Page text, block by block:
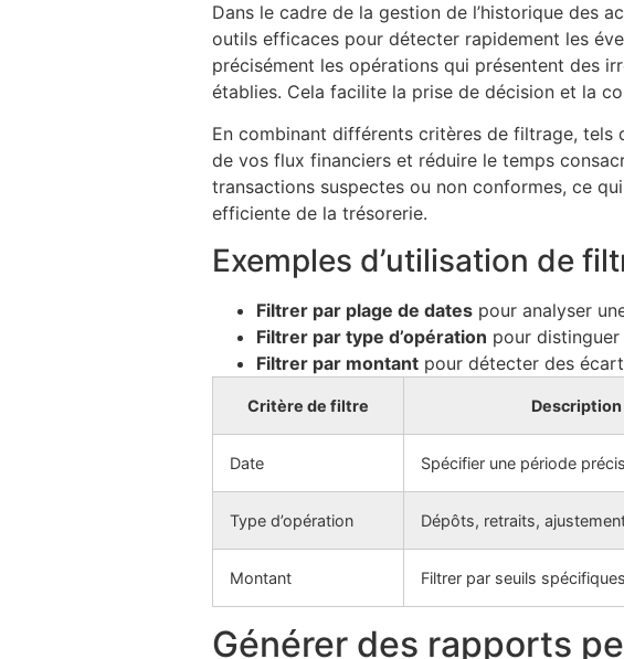
Dans le cadre de la gestion de l’historique des
outils efficaces pour détecter rapidement les
précisément les opérations qui présentent des
établies. Cela facilite la prise de décision et la
En combinant différents critères de filtrage, tels
de vos flux financiers et réduire le temps
transactions suspectes ou non conformes, ce
efficiente de la trésorerie.
Exemples d’utilisation de
Filtrer par plage de dates pour analyser
Filtrer par type d’opération pour
Filtrer par montant pour détecter des
Critère de filtre Description
Date Spécifier une période
Type d’opération Dépôts, retraits,
Montant Filtrer par seuils spécifiques
Générer des rapports